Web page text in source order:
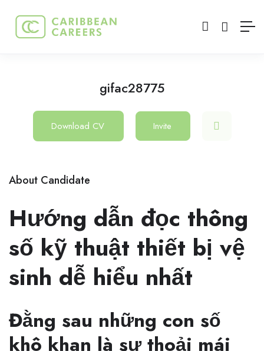
gifac28775
Download CV Invite
About Candidate
Hướng dẫn đọc thông
số kỹ thuật thiết bị vệ
sinh dễ hiểu nhất
Đằng sau những con số
khô khan là sự thoải mái